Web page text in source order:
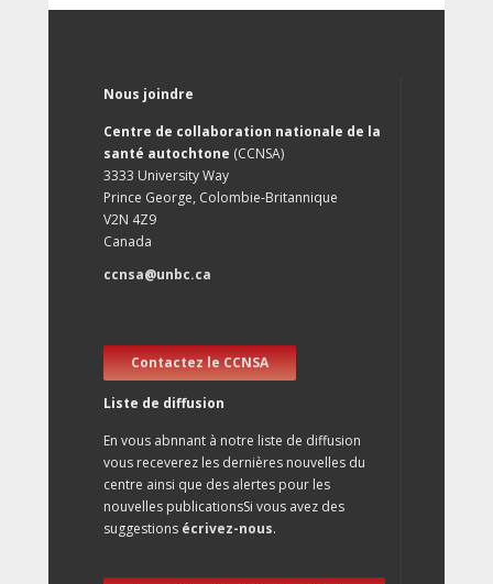
Nous joindre
Centre de collaboration nationale de la
santé autochtone (CCNSA)
3333 University Way
Prince George, Colombie-Britannique
V2N 4Z9
Canada
ccnsa@unbc.ca
Contactez le CCNSA
Liste de diffusion
En vous abnnant à notre liste de diffusion
vous receverez les dernières nouvelles du
centre ainsi que des alertes pour les
nouvelles publicationsSi vous avez des
suggestions écrivez-nous.